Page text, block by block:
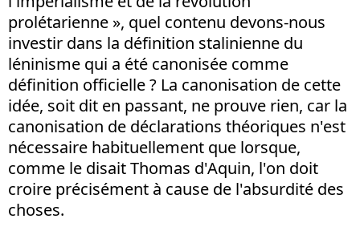
prolétarienne », quel contenu devons-nous
investir dans la définition stalinienne du
léninisme qui a été canonisée comme
définition officielle ? La canonisation de cette
idée, soit dit en passant, ne prouve rien, car la
canonisation de déclarations théoriques n'est
nécessaire habituellement que lorsque,
comme le disait Thomas d'Aquin, l'on doit
croire précisément à cause de l'absurdité des
choses.